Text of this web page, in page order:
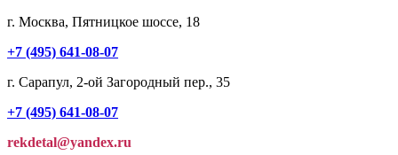
г. Москва, Пятницкое шоссе, 18
+7 (495) 641-08-07
г. Сарапул, 2-ой Загородный пер., 35
+7 (495) 641-08-07
rekdetal@yandex.ru